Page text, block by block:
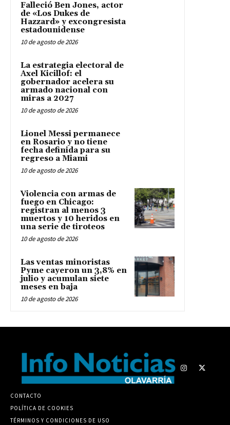
Falleció Ben Jones, actor
de «Los Dukes de
Hazzard» y excongresista
estadounidense
10 de agosto de 2026
La estrategia electoral de
Axel Kicillof: el
gobernador acelera su
armado nacional con
miras a 2027
10 de agosto de 2026
Lionel Messi permanece
en Rosario y no tiene
fecha definida para su
regreso a Miami
10 de agosto de 2026
Violencia con armas de
fuego en Chicago:
registran al menos 3
muertos y 10 heridos en
una serie de tiroteos
10 de agosto de 2026
Las ventas minoristas
Pyme cayeron un 3,8% en
julio y acumulan siete
meses en baja
10 de agosto de 2026
CONTACTO
POLÍTICA DE COOKIES
TÉRMINOS Y CONDICIONES DE USO